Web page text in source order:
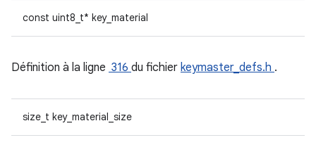
const uint8_t* key_material
Définition à la ligne 316 du fichier keymaster_defs.h .
size_t key_material_size